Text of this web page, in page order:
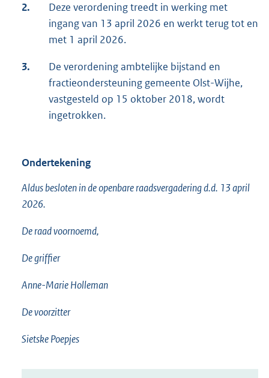
2.
Deze verordening treedt in werking met
ingang van 13 april 2026 en werkt terug tot en
met 1 april 2026.
3.
De verordening ambtelijke bijstand en
fractieondersteuning gemeente Olst-Wijhe,
vastgesteld op 15 oktober 2018, wordt
ingetrokken.
Ondertekening
Aldus besloten in de openbare raadsvergadering d.d. 13 april
2026.
De raad voornoemd,
De griffier
Anne-Marie Holleman
De voorzitter
Sietske Poepjes